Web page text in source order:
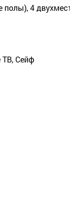
полы), 4
ТВ, Сейф